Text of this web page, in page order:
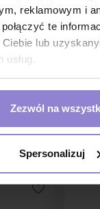
reklamowym i
te
lub
usług.
Zezwól na
Spersonalizuj
Żel
żel